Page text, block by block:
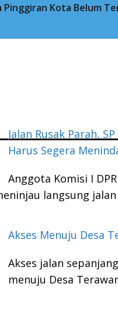
Pinggiran Kota Belum
Jalan Rusak Parah,
Harus Segera
Anggota Komisi I
langsung
Akses Menuju Desa
Akses jalan
menuju Desa